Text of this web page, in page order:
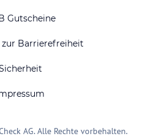
Gutscheine
Barrierefreiheit
AG. Alle Rechte vorbehalten.